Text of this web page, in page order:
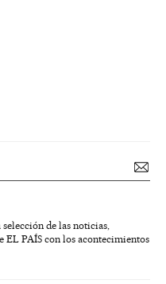
de las noticias,
EL PAÍS con los acontecimientos